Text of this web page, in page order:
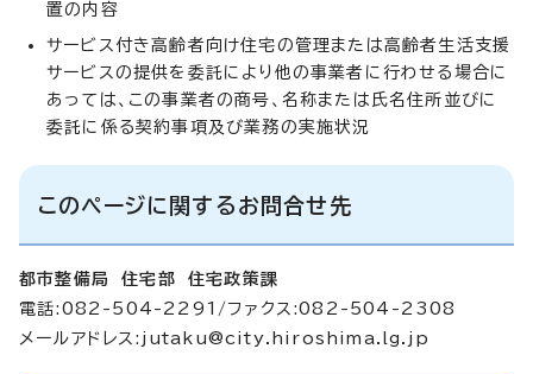
置の内容
サービス付き高齢者向け住宅の管理または高齢者生活支援
サービスの提供を委託により他の事業者に行わせる場合に
あっては、この事業者の商号、名称または氏名住所並びに
委託に係る契約事項及び業務の実施状況
このページに関するお問合せ先
都市整備局 住宅部 住宅政策課
電話:082-504-2291/ファクス:082-504-2308
メールアドレス: jutaku@city.hiroshima.lg.jp